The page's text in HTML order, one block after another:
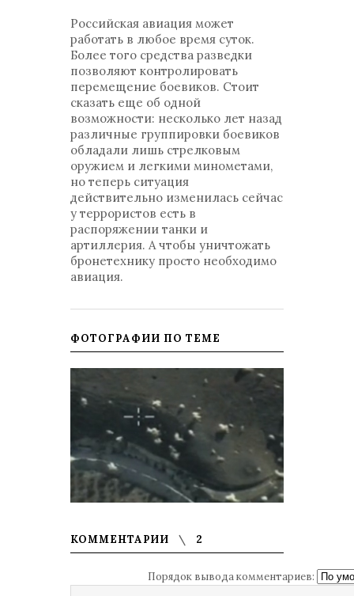
Российская авиация может
работать в любое время суток.
Более того средства разведки
позволяют контролировать
перемещение боевиков. Стоит
сказать еще об одной
возможности: несколько лет назад
различные группировки боевиков
обладали лишь стрелковым
оружием и легкими минометами,
но теперь ситуация
действительно изменилась сейчас
у террористов есть в
распоряжении танки и
артиллерия. А чтобы уничтожать
бронетехнику просто необходимо
авиация.
ФОТОГРАФИИ ПО ТЕМЕ
КОММЕНТАРИИ 2
Порядок вывода комментариев: